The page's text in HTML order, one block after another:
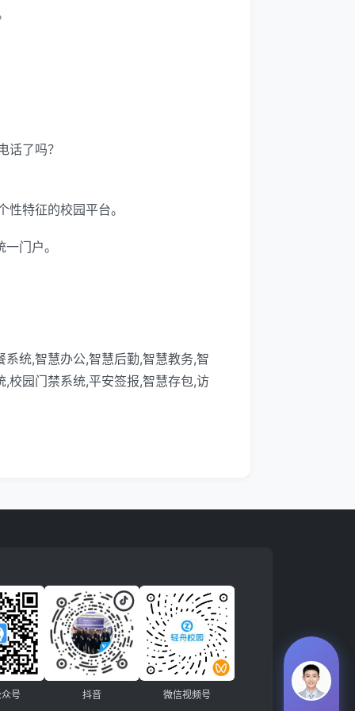
话了吗？
特征的校园平台。
门户。
统,智慧办公,智慧后勤,智慧教务,智
校园门禁系统,平安签报,智慧存包,访
号 抖音 微信视频号